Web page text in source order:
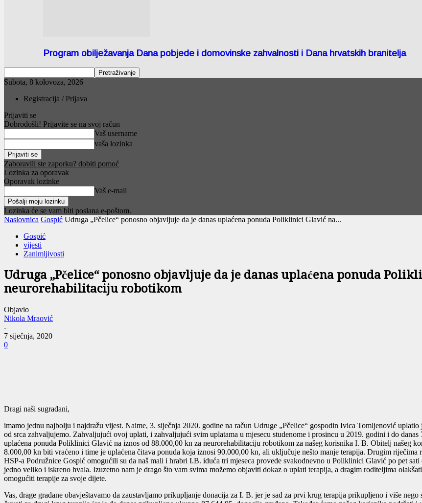
Program obilježavanja Dana pobjede i domovinske zahvalnosti i Dana hrvatskih branitelja
Subota, 8 kolovoza, 2026
Registracija / Prijava
Prijaviti se
Dobrodošli! Prijavite se na svoj račun
Vaš username
vaša lozinka
Zaboravili ste zaporku? dobiti pomoć
Lozinka za oporavak
Oporavak lozinke
Vaš e-mail
Lozinka će se vam biti poslana e-poštom.
Naslovnica Gospić Udruga „Pčelice“ ponosno objavljuje da je danas uplaćena ponuda Poliklinici Glavić na...
Gospić
vijesti
Zanimljivosti
Udruga „Pčelice“ ponosno objavljuje da je danas uplaćena ponuda
neurorehabilitaciju robotikom
Objavio
Nikola Mraović
-
7 siječnja, 2020
0
Dragi naši sugrađani,
imamo jednu najbolju i najdražu vijest. Naime, 3. siječnja 2020. godine na račun Udruge „Pčelice“ gospodin Ivica Tomljenović
od srca zahvaljujemo. Zahvaljujući ovoj uplati, i zahvaljujući svim uplatama u mjesecu studenome i prosincu u 2019. godini i do
uplaćena ponuda Poliklinici Glavić na iznos od 88.000,00 kn za neurorehabilitaciju robotikom za našeg korisnika I. B. Obitelj našeg
8.000,00 kn biti vraćeno i time je uplaćena čitava ponuda koja iznosi 90.000,00 kn, ali uključuje nešto manje terapija. Drugim riječima
HSP-a Podružnice Gospić omogućili su da naš mali i hrabri I.B. iduća tri mjeseca provede svakodnevno u Poliklinici Glavić po pet
jedno veliko i iskreno hvala. Izuzetno nam je drago što vam svima možemo objaviti dokaz o uplati terapija, a dragim roditeljima
omogućiti terapije za svoje dijete.
Vas, drage građane obavještavamo da zaustavljamo prikupljanje donacija za I. B. jer je sad za prvi krug terapija prikupljeno i više